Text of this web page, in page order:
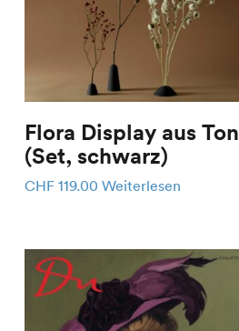
Flora Display aus Ton
(Set, schwarz)
CHF 119.00 Weiterlesen